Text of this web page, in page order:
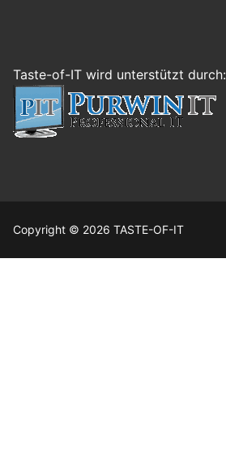
Taste-of-IT wird unterstützt durch:
Copyright © 2026 TASTE-OF-IT